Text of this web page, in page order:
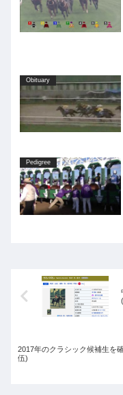
Obituary
Pedigree
2017年のクラシック候補生を
伍)